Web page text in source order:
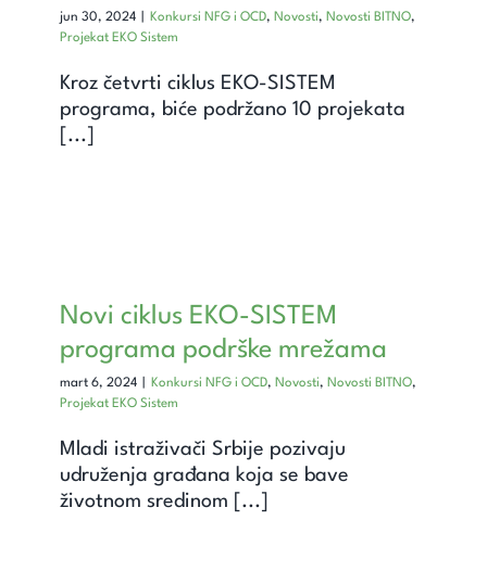
jun 30, 2024 Konkursi NFG i OCD, Novosti, Novosti BITNO,
Projekat EKO Sistem
Kroz četvrti ciklus EKO-SISTEM
programa, biće podržano 10 projekata
[...]
Novi ciklus EKO-SISTEM
programa podrške mrežama
mart 6, 2024 Konkursi NFG i OCD, Novosti, Novosti BITNO,
Projekat EKO Sistem
Mladi istraživači Srbije pozivaju
udruženja građana koja se bave
životnom sredinom [...]